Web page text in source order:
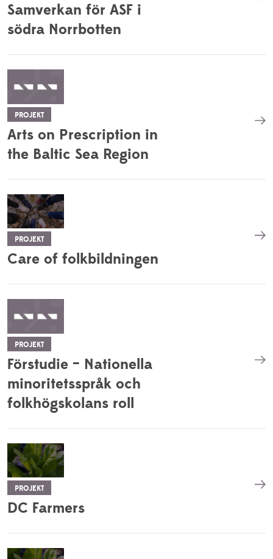
Samverkan för ASF i
södra Norrbotten
PROJEKT
Arts on Prescription in
the Baltic Sea Region
PROJEKT
Care of folkbildningen
PROJEKT
Förstudie – Nationella
minoritetsspråk och
folkhögskolans roll
PROJEKT
DC Farmers